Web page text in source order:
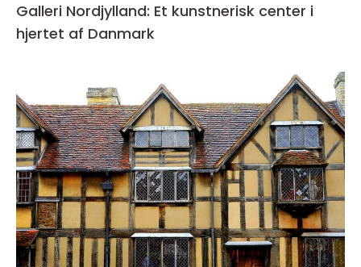
Galleri Nordjylland: Et kunstnerisk center i
hjertet af Danmark